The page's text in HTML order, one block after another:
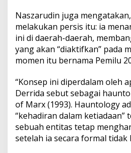
Naszarudin juga
melakukan persis itu: ia
ini di daerah-daerah,
yang akan “diaktifkan” pada
momen itu bernama Pemilu
“Konsep ini diperdalam oleh
Derrida sebut sebagai
of Marx (1993). Hauntology
“kehadiran dalam ketiadaan”
sebuah entitas tetap
setelah ia secara formal tidak